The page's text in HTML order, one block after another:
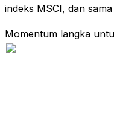
indeks MSCI, dan
Momentum langka